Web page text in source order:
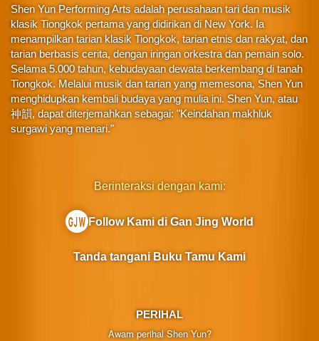
Shen Yun Performing Arts adalah perusahaan tari dan musik
klasik Tiongkok pertama yang didirikan di New York. Ia
menampilkan tarian klasik Tiongkok, tarian etnis dan rakyat, dan
tarian berbasis cerita, dengan iringan orkestra dan pemain solo.
Selama 5.000 tahun, kebudayaan dewata berkembang di tanah
Tiongkok. Melalui musik dan tarian yang memesona, Shen Yun
menghidupkan kembali budaya yang mulia ini. Shen Yun, atau
神韻, dapat diterjemahkan sebagai: "Keindahan makhluk
surgawi yang menari."
PERIHAL
Awam perihal Shen Yun?
Berinteraksi dengan kami:
Follow Kami di Gan Jing World
Tanda tangani Buku Tamu Kami